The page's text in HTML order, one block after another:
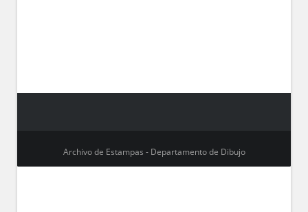
Archivo de Estampas - Departamento de Dibujo